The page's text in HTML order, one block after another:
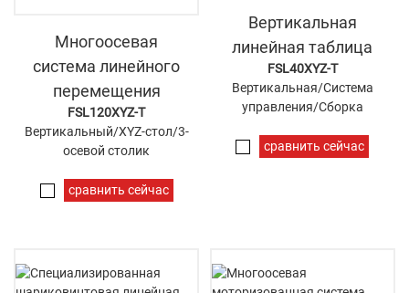
Многоосевая
система линейного
перемещения
FSL120XYZ-T
Вертикальный/XYZ-стол/3-
осевой столик
сравнить сейчас
Вертикальная
линейная таблица
FSL40XYZ-T
Вертикальная/Система
управления/Сборка
сравнить сейчас